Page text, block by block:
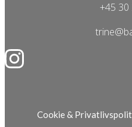
+45 30
Cookie &